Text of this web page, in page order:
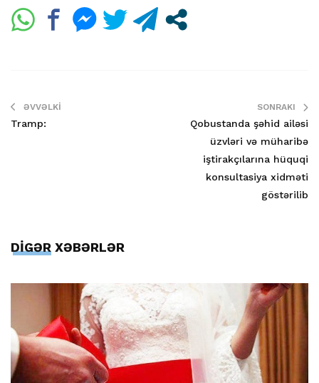
ƏVVƏLKI
Tramp:
SONRAKI
Qobustanda şəhid ailəsi
üzvləri və müharibə
iştirakçılarına hüquqi
konsultasiya xidməti
göstərilib
DİGƏR XƏBƏRLƏR